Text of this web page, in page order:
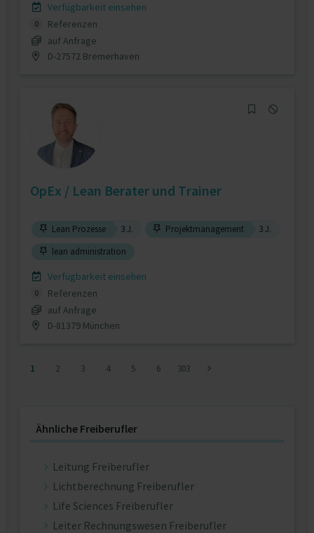
Verfügbarkeit einsehen
0
Referenzen
auf Anfrage
D-27572 Bremerhaven
OpEx / Lean Berater und Trainer
Lean Prozesse 3 J. Projektmanagement
3 J.
lean administration
Verfügbarkeit einsehen
0
Referenzen
auf Anfrage
D-81379 München
1 2 3 4 5 6 303
Ähnliche Freiberufler
Leitung Freiberufler
Lichtberechnung Freiberufler
Life Sciences Freiberufler
Leiter Rechnungswesen Freiberufler